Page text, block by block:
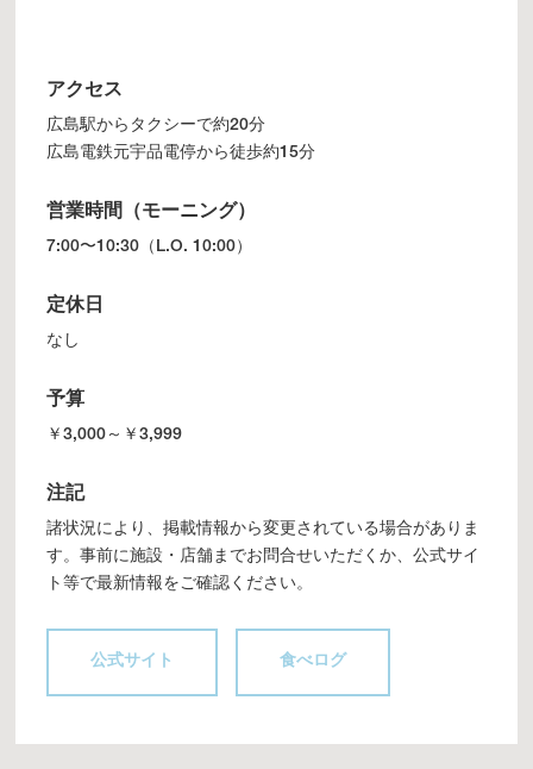
アクセス
広島駅からタクシーで約20分
広島電鉄元宇品電停から徒歩約15分
営業時間（モーニング）
7:00〜10:30（L.O. 10:00）
定休日
なし
予算
￥3,000～￥3,999
注記
諸状況により、掲載情報から変更されている場合がありま
す。事前に施設・店舗までお問合せいただくか、公式サイ
ト等で最新情報をご確認ください。
公式サイト 食べログ